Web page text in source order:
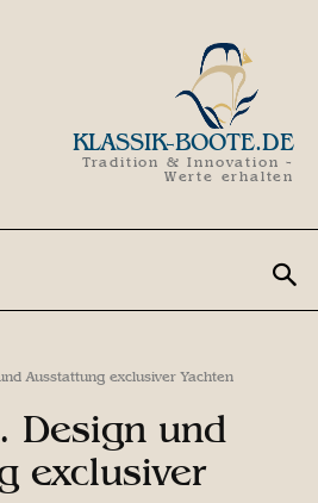
KLASSIK-BOOTE.DE
Tradition & Innovation -
Werte erhalten
Ausstattung exclusiver Yachten
Design und
exclusiver